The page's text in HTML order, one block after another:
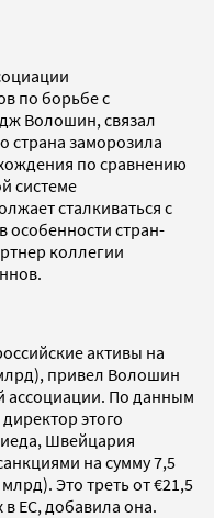
по борьбе с
Волошин, связал
страна заморозила
по сравнению
системе
сталкиваться с
особенности стран-
коллегии
активы на
привел Волошин
ассоциации. По данным
директор этого
Швейцария
на сумму 7,5
Это треть от €21,5
ЕС, добавила она.